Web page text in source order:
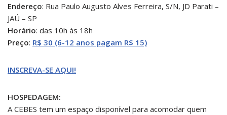
Endereço: Rua Paulo Augusto Alves Ferreira, S/N, JD Parati –
JAÚ – SP
Horário: das 10h às 18h
Preço: R$ 30 (6-12 anos pagam R$ 15)
INSCREVA-SE AQUI!
HOSPEDAGEM:
A CEBES tem um espaço disponível para acomodar quem